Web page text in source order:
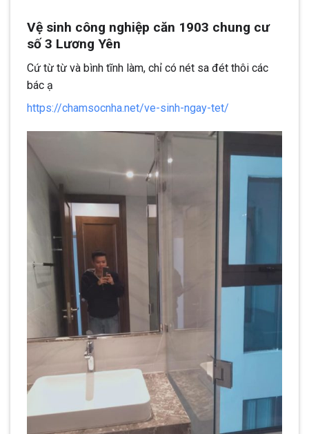
Vệ sinh công nghiệp căn 1903 chung cư
số 3 Lương Yên
Cứ từ từ và bình tĩnh làm, chỉ có nét sa đét thôi các
bác ạ
https://chamsocnha.net/ve-sinh-ngay-tet/